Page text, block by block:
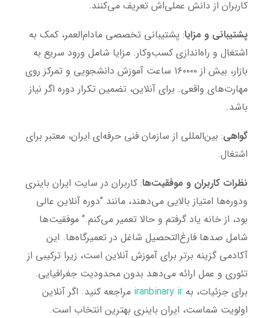
کاربران از دانش عملی‌اش تعریف می‌کنند.
پشتیبانی و مزایا: پشتیبانی تخصصی مادام‌العمر، کمک به
اشتغال و راه‌اندازی کسب‌وکار. مزایا شامل ورود سریع به
بازار، بیش از ۱۶۰۰۰۰ ساعت آموزش دانشجویی و تمرکز روی
مهارت‌های واقعی. برای آنلاین، تضمین تکرار دوره اگر نیاز
باشد.
گواهی: بین‌المللی از سازمان فنی حرفه‌ای ایران، معتبر برای
اشتغال.
نظرات کاربران و موفقیت‌ها: کاربران در سایت ایران باینری
ودوره‌ها امتیاز بالایی می‌دهند، مانند "دوره آنلاین عالی
بود، از خانه یاد گرفتم و حالا تعمیر می‌کنم." موفقیت‌ها
شامل صدها فارغ‌التحصیل شاغل در تعمیرگاه‌ها. این
آکادمی گزینه برتر برای آموزش آنلاین است، زیرا ترکیبی از
تئوری و عمل ارائه می‌دهد بدون محدودیت جغرافیایی.
برای جزئیات، بهiranbinary.ir مراجعه کنید. اگر آنلاین
اولویت شماست، ایران باینری بهترین انتخاب است.